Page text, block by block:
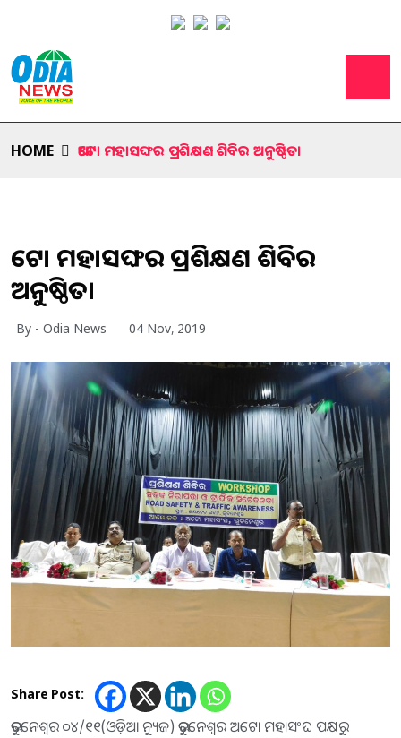
HOME ଆଟୋ ମହାସଙ୍ଘର ପ୍ରଶିକ୍ଷଣ ଶିବିର ଅନୁଷ୍ଠିତ।
ଆଟୋ ମହାସଙ୍ଘର ପ୍ରଶିକ୍ଷଣ ଶିବିର
ଅନୁଷ୍ଠିତ।
By - Odia News 04 Nov, 2019
Share Post:
ଭୁବନେଶ୍ୱର ୦୪/୧୧(ଓଡ଼ିଆ ନ୍ୟୁଜ) ଭୁବନେଶ୍ୱର ଅଟୋ ମହାସଂଘ ପକ୍ଷରୁ